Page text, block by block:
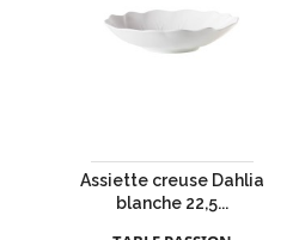
Assiette creuse Dahlia
blanche 22,5...